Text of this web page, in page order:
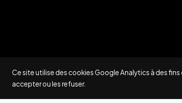
Ce site utilise des cookies Google Analytics à des
accepter ou les refuser.